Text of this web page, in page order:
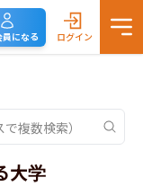
になる ログイン
大学